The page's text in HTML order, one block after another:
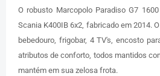
O robusto Marcopolo Paradiso G7
Scania K400IB 6x2, fabricado em 2014.
bebedouro, frigobar, 4 TV's, encosto
atributos de conforto, todos mantidos
mantém em sua zelosa frota.